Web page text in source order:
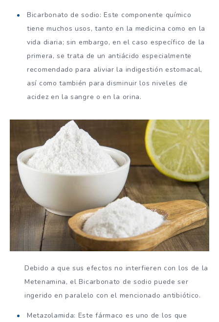
Bicarbonato de sodio: Este componente químico
tiene muchos usos, tanto en la medicina como en la
vida diaria; sin embargo, en el caso específico de la
primera, se trata de un antiácido especialmente
recomendado para aliviar la indigestión estomacal,
así como también para disminuir los niveles de
acidez en la sangre o en la orina.
Debido a que sus efectos no interfieren con los de la
Metenamina, el Bicarbonato de sodio puede ser
ingerido en paralelo con el mencionado antibiótico.
Metazolamida: Este fármaco es uno de los que